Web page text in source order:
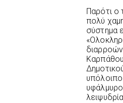
Παρότι ο
πολύ
σύστημα